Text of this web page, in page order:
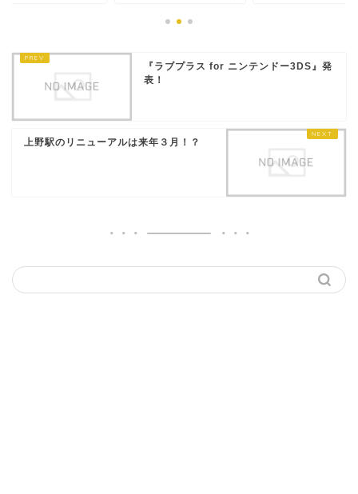
『ラブプラス for ニンテンドー3DS』発
表！
上野駅のリニューアルは来年３月！？